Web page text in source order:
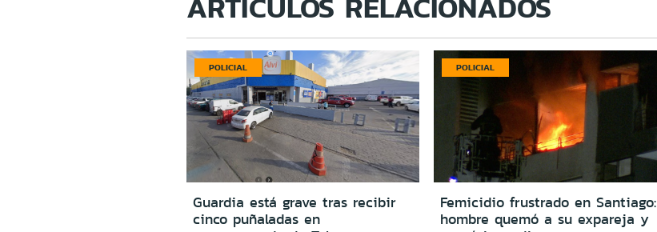
POLICIAL
Guardia está grave tras recibir
cinco puñaladas en
POLICIAL
Femicidio frustrado en Santiago:
hombre quemó a su expareja y